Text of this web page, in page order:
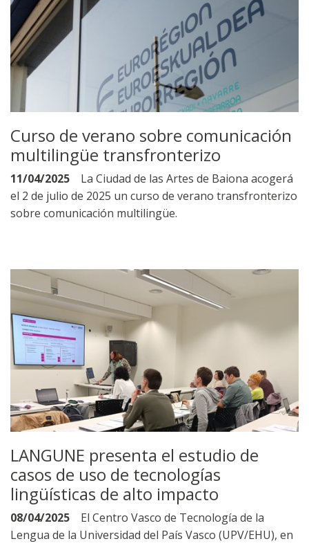
Curso de verano sobre comunicación
multilingüe transfronterizo
11/04/2025
La Ciudad de las Artes de Baiona acogerá
el 2 de julio de 2025 un curso de verano transfronterizo
sobre comunicación multilingüe.
LANGUNE presenta el estudio de
casos de uso de tecnologías
lingüísticas de alto impacto
08/04/2025
El Centro Vasco de Tecnología de la
Lengua de la Universidad del País Vasco (UPV/EHU), en